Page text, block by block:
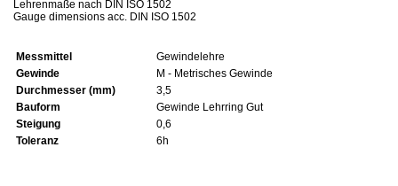
Lehrenmaße nach DIN ISO 1502
Gauge dimensions acc. DIN ISO 1502
Messmittel
Gewindelehre
Gewinde
M - Metrisches Gewinde
Durchmesser (mm)
3,5
Bauform
Gewinde Lehrring Gut
Steigung
0,6
Toleranz
6h